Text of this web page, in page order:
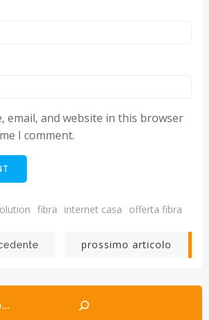
email, and website in this browser
I comment.
fibra internet casa offerta fibra
Post
navigation
prossimo articolo